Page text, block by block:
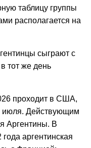
таблицу группы
располагается на
сыграют с
тот же день
проходит в США,
июля. Действующим
Аргентины. В
аргентинская